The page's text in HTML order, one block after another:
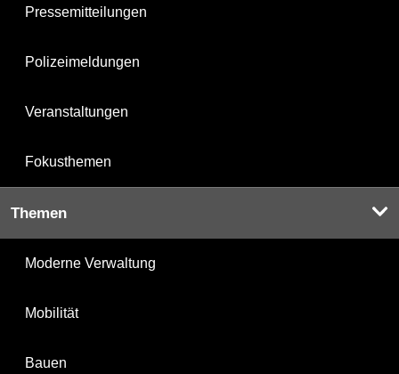
Pressemitteilungen
Polizeimeldungen
Veranstaltungen
Fokusthemen
Themen
Moderne Verwaltung
Mobilität
Bauen